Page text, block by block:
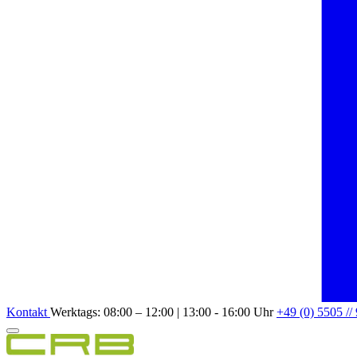
Kontakt Werktags: 08:00 – 12:00 | 13:00 - 16:00 Uhr+49 (0) 5505 //